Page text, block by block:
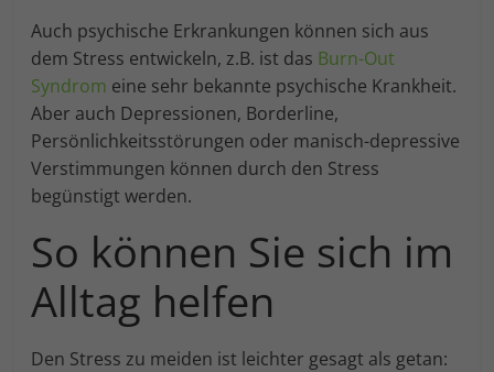
Auch psychische Erkrankungen können sich aus
dem Stress entwickeln, z.B. ist das Burn-Out
Syndrom eine sehr bekannte psychische Krankheit.
Aber auch Depressionen, Borderline,
Persönlichkeitsstörungen oder manisch-depressive
Verstimmungen können durch den Stress
begünstigt werden.
So können Sie sich im
Alltag helfen
Den Stress zu meiden ist leichter gesagt als getan: